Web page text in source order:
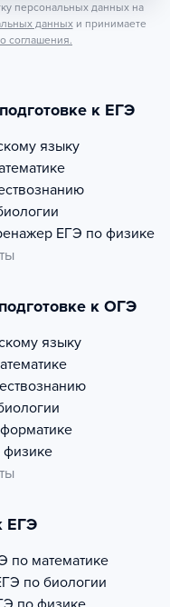
персональных данных на
данных и принимаете
соглашения.
к ЕГЭ
языку
ЕГЭ по физике
к ОГЭ
языку
ЕГЭ
по математике
по биологии